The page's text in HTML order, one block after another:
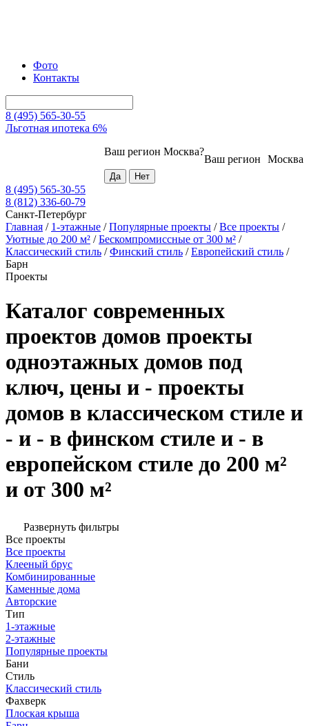
Фото
Контакты
8 (495) 565-30-55
Льготная ипотека 6%
Москва
Ваш регион
Ваш регион Москва?
8 (495) 565-30-55
8 (812) 336-60-79
Санкт-Петербург
Главная / 1-этажные /Популярные проекты /Все проекты /
Уютные до 200 м² /Бескомпромиссные от 300 м² /
Классический стиль /Финский стиль /Европейский стиль /
Барн
Проекты
Каталог современных
проектов домов проекты
одноэтажных домов под
ключ, цены и - проекты
домов в классическом стиле и
- и - в финском стиле и - в
европейском стиле до 200 м²
и от 300 м²
Развернуть фильтры
Все проекты
Все проекты
Клееный брус
Комбинированные
Каменные дома
Авторские
Тип
1-этажные
2-этажные
Популярные проекты
Бани
Стиль
Классический стиль
Фахверк
Плоская крыша